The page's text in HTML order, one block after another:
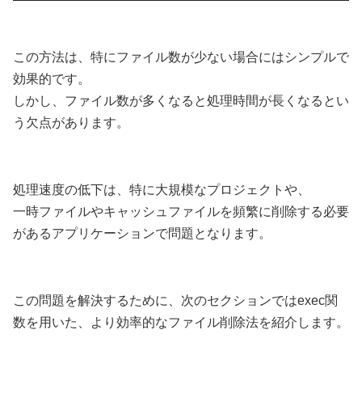
この方法は、特にファイル数が少ない場合にはシンプルで
効果的です。
しかし、ファイル数が多くなると処理時間が長くなるとい
う欠点があります。
処理速度の低下は、特に大規模なプロジェクトや、
一時ファイルやキャッシュファイルを頻繁に削除する必要
があるアプリケーションで問題となります。
この問題を解決するために、次のセクションではexec関
数を用いた、より効率的なファイル削除法を紹介します。